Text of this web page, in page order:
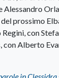
Alessandro
prossimo
con
Alberto